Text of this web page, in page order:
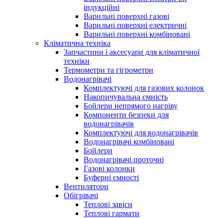
індукційні
Варильні поверхні газові
Варильні поверхні електричні
Варильні поверхні комбіновані
Кліматична техніка
Запчастини і аксесуари для кліматичної
техніки
Термометри та гігрометри
Водонагрівачі
Комплектуючі для газових колонок
Накопичувальна ємність
Бойлери непрямого нагріву
Компоненти безпеки для
водонагрівачів
Комплектуючі для водонагрівачів
Водонагрівачі комбіновані
Бойлери
Водонагрівачі проточні
Газові колонки
Буферні ємності
Вентилятори
Обігрівачі
Теплові завіси
Теплові гармати